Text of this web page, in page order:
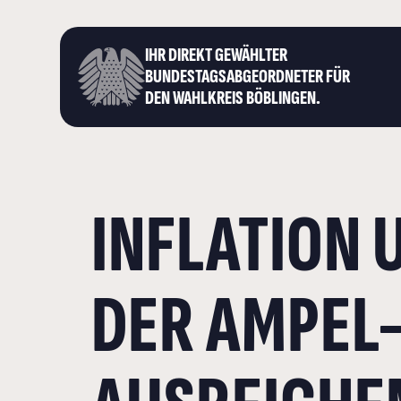
IHR DIREKT GEWÄHLTER
BUNDESTAGS­ABGEORDNETER FÜR
DEN WAHLKREIS BÖBLINGEN.
INFLATION
DER